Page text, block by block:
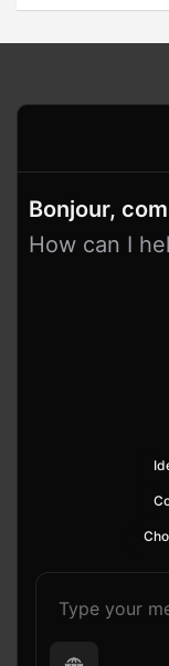
Bonjour,
How can I